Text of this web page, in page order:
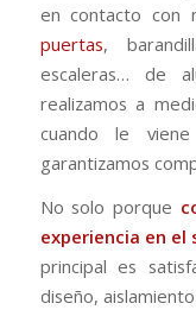
en contacto con
puertas,
escaleras… de
realizamos a
cuando le
garantizamos
No solo porque
experiencia en el
principal es
diseño,